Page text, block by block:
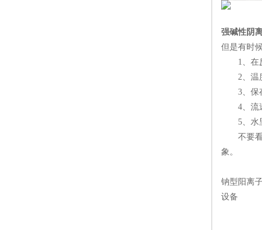
强碱性阴
但是有时
1、在反
2、温度
3、保存
4、流速
5、水里
不要看
象。
钠型阳离
设备